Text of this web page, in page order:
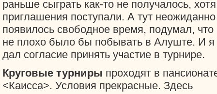
раньше сыграть как-то не получалось, хотя
приглашения поступали. А тут неожиданно
появилось свободное время, подумал, что
не плохо было бы побывать в Алуште. И я
дал согласие принять участие в турнире.
Круговые турниры проходят в
<Каисса>. Условия прекрасные. Здесь